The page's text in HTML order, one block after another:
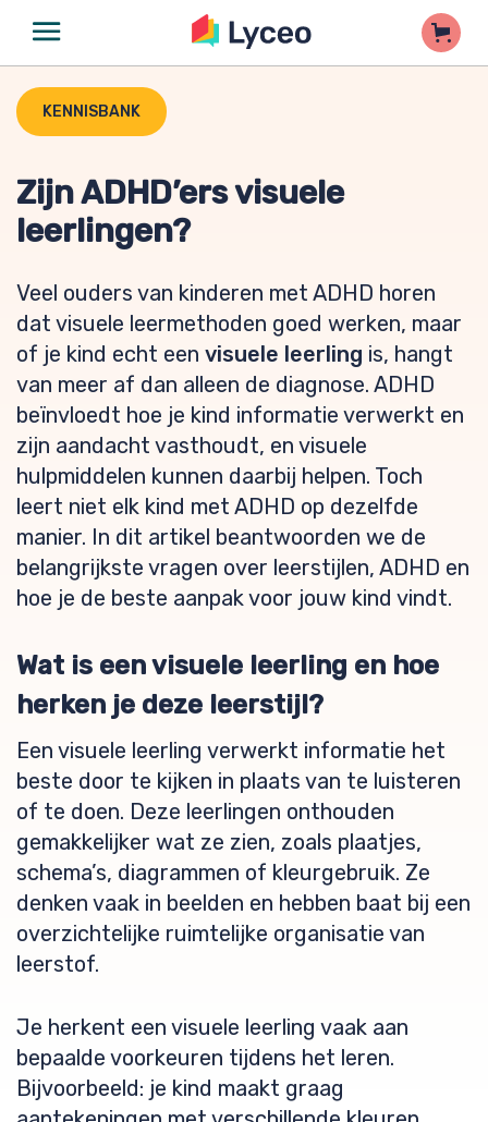
KENNISBANK
Zijn ADHD’ers visuele
leerlingen?
Veel ouders van kinderen met ADHD horen
dat visuele leermethoden goed werken, maar
of je kind echt een visuele leerling is, hangt
van meer af dan alleen de diagnose. ADHD
beïnvloedt hoe je kind informatie verwerkt en
zijn aandacht vasthoudt, en visuele
hulpmiddelen kunnen daarbij helpen. Toch
leert niet elk kind met ADHD op dezelfde
manier. In dit artikel beantwoorden we de
belangrijkste vragen over leerstijlen, ADHD en
hoe je de beste aanpak voor jouw kind vindt.
Wat is een visuele leerling en hoe
herken je deze leerstijl?
Een visuele leerling verwerkt informatie het
beste door te kijken in plaats van te luisteren
of te doen. Deze leerlingen onthouden
gemakkelijker wat ze zien, zoals plaatjes,
schema’s, diagrammen of kleurgebruik. Ze
denken vaak in beelden en hebben baat bij een
overzichtelijke ruimtelijke organisatie van
leerstof.
Je herkent een visuele leerling vaak aan
bepaalde voorkeuren tijdens het leren.
Bijvoorbeeld: je kind maakt graag